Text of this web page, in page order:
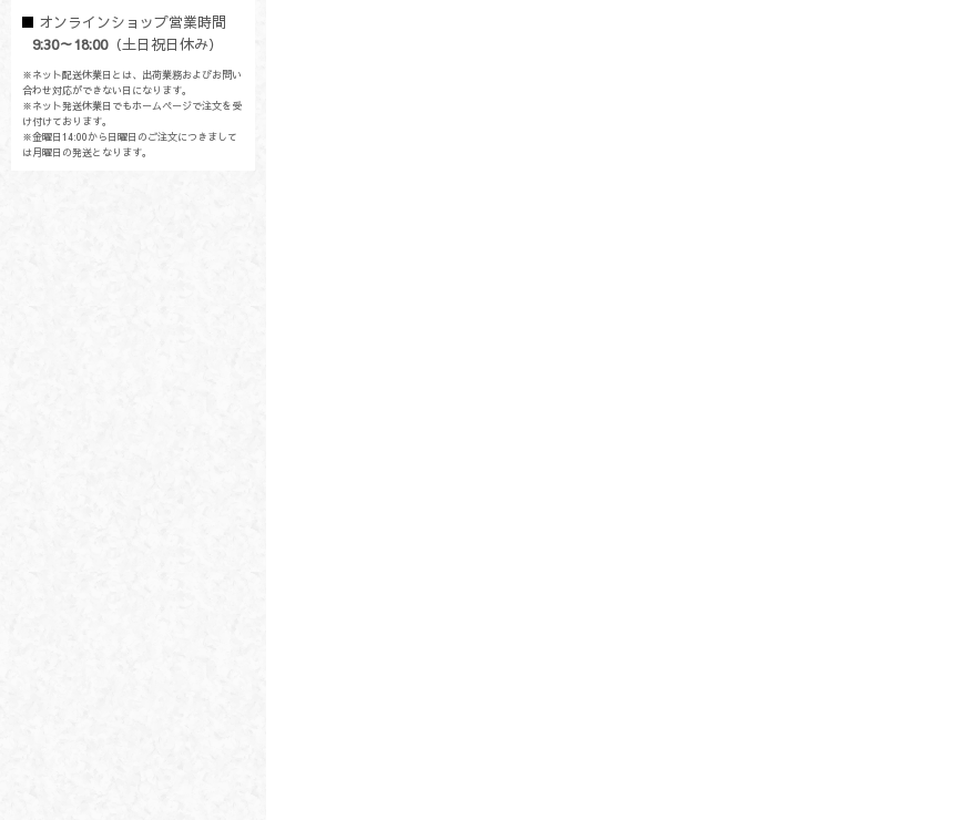
オンラインショップ営業時間
9:30～18:00（土日祝日休み）
※ネット配送休業日とは、出荷業務およびお問い
合わせ対応ができない日になります。
※ネット発送休業日でもホームページで注文を受
け付けております。
※金曜日14:00から日曜日のご注文につきまして
は月曜日の発送となります。